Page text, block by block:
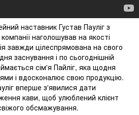
наставник Густав Пауліг з
наголошував на якості
завжди цілеспрямована на свого
заснування і по сьогоднішній
сім'я Пайліг, яка щодня
і вдосконалює свою продукцію.
вперше з'явилися дати
кави, щоб улюблений клієнт
обсмажування.